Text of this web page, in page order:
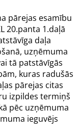
pārejas esamību
20.panta 1.daļā
daļa
uzņēmuma
tā patstāvīgās
kuras radušās
pārejas citas
izpildes termiņš
pēc uzņēmuma
ieguvējs